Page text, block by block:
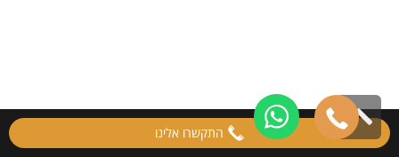
גלילה
לראש התקשרו אלינו